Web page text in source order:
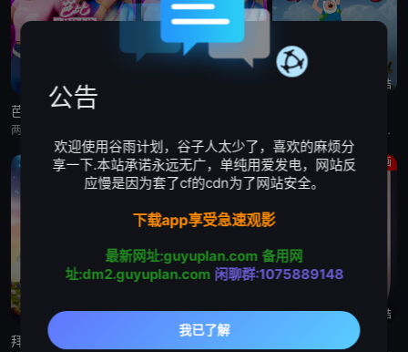
第6集完结 第20集完结
萨沙·奈特,约翰·迪·马吉欧,汤姆·肯尼,海登·瓦尔希,奥利维亚·奥尔森,杨泫贞
动画
第52集完结
拜斯:格雷夫
剧情
全10集
动画
第15集完结
惊天逆转 第二季
公告
欢迎使用谷雨计划，谷子人太少了，喜欢的麻烦分
享一下.本站承诺永远无广，单纯用爱发电，网站反
应慢是因为套了cf的cdn为了网站安全。
下载app享受急速观影
最新网址:guyuplan.com 备用网
址:dm2.guyuplan.com 闲聊群:1075889148